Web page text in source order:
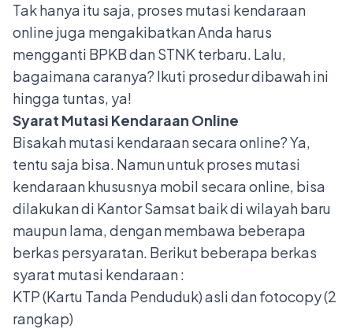
Tak hanya itu saja, proses mutasi kendaraan
online juga mengakibatkan Anda harus
mengganti BPKB dan STNK terbaru. Lalu,
bagaimana caranya? Ikuti prosedur dibawah ini
hingga tuntas, ya!
Syarat Mutasi Kendaraan Online
Bisakah mutasi kendaraan secara online? Ya,
tentu saja bisa. Namun untuk proses mutasi
kendaraan khususnya mobil secara online, bisa
dilakukan di Kantor Samsat baik di wilayah baru
maupun lama, dengan membawa beberapa
berkas persyaratan. Berikut beberapa berkas
syarat mutasi kendaraan :
KTP (Kartu Tanda Penduduk) asli dan fotocopy (2
rangkap)